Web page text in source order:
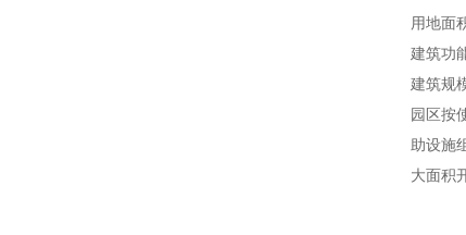
用地面
建筑功
建筑规
园区按
助设施
大面积